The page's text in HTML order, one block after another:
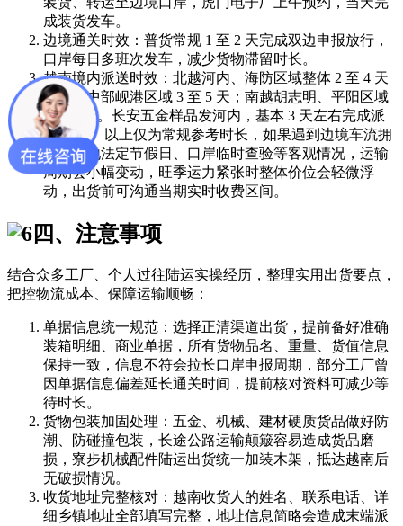
成装货发车。
边境通关时效：普货常规 1 至 2 天完成双边申报放行，
口岸每日多班次发车，减少货物滞留时长。
越南境内派送时效：北越河内、海防区域整体 2 至 4 天
送达；中部岘港区域 3 至 5 天；南越胡志明、平阳区域
4 至 6 天。长安五金样品发河内，基本 3 天左右完成派
送签收。 以上仅为常规参考时长，如果遇到边境车流拥
堵、当地法定节假日、口岸临时查验等客观情况，运输
周期会小幅变动，旺季运力紧张时整体价位会轻微浮
动，出货前可沟通当期实时收费区间。
四、注意事项
结合众多工厂、个人过往陆运实操经历，整理实用出货要点，
把控物流成本、保障运输顺畅：
单据信息统一规范：选择正清渠道出货，提前备好准确
装箱明细、商业单据，所有货物品名、重量、货值信息
保持一致，信息不符会拉长口岸申报周期，部分工厂曾
因单据信息偏差延长通关时间，提前核对资料可减少等
待时长。
货物包装加固处理：五金、机械、建材硬质货品做好防
潮、防碰撞包装，长途公路运输颠簸容易造成货品磨
损，寮步机械配件陆运出货统一加装木架，抵达越南后
无破损情况。
收货地址完整核对：越南收货人的姓名、联系电话、详
细乡镇地址全部填写完整，地址信息简略会造成末端派